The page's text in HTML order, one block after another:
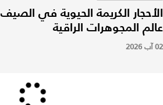
الأحجار الكريمة الحيوية في
عالم المجوهرات الراقية
02 آب 2026